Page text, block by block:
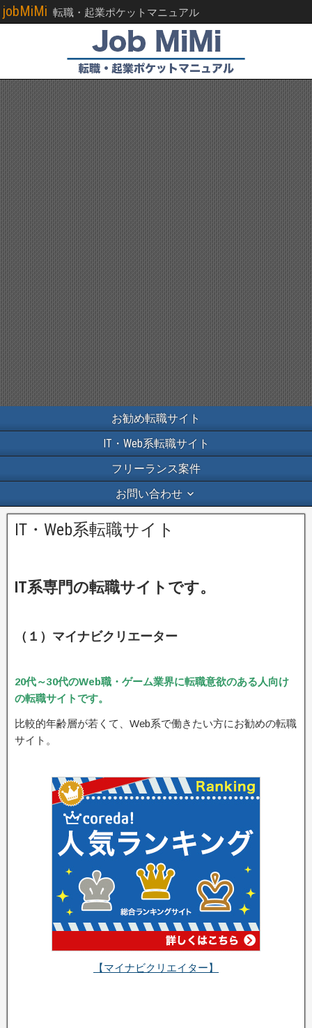
jobMiMi 転職・起業ポケットマニュアル
お勧め転職サイト
IT・Web系転職サイト
フリーランス案件
お問い合わせ
IT・Web系転職サイト
IT系専門の転職サイトです。
（１）マイナビクリエーター
20代～30代のWeb職・ゲーム業界に転職意欲のある人向け
の転職サイトです。
比較的年齢層が若くて、Web系で働きたい方にお勧めの転職
サイト。
【マイナビクリエイター】